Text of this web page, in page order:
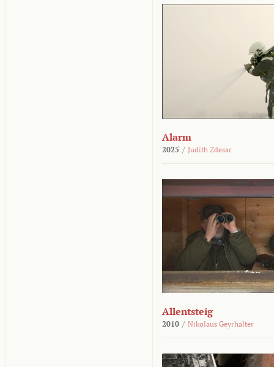
Alarm
2025 / Judith Zdesar
Allentsteig
2010 / Nikolaus Geyrhalter